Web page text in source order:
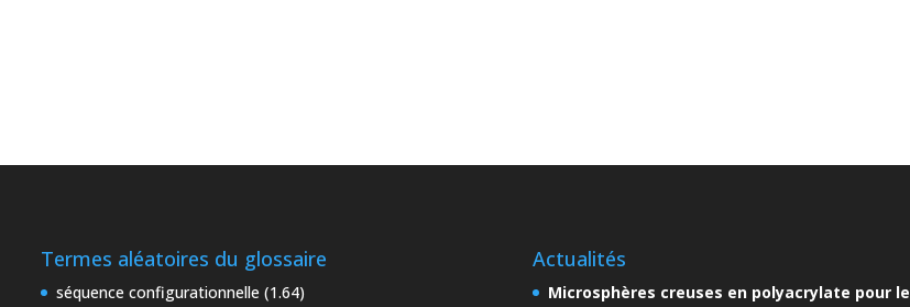
Termes aléatoires du glossaire
séquence configurationnelle (1.64)
Actualités
Microsphères creuses en polyacrylate pour le